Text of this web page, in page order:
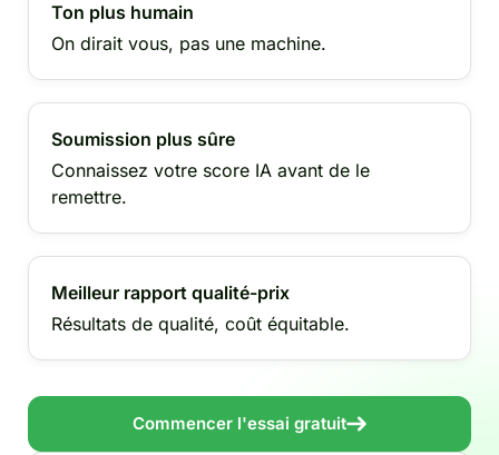
Ton plus humain
On dirait vous, pas une machine.
Soumission plus sûre
Connaissez votre score IA avant de le
remettre.
Meilleur rapport qualité-prix
Résultats de qualité, coût équitable.
Commencer l'essai gratuit